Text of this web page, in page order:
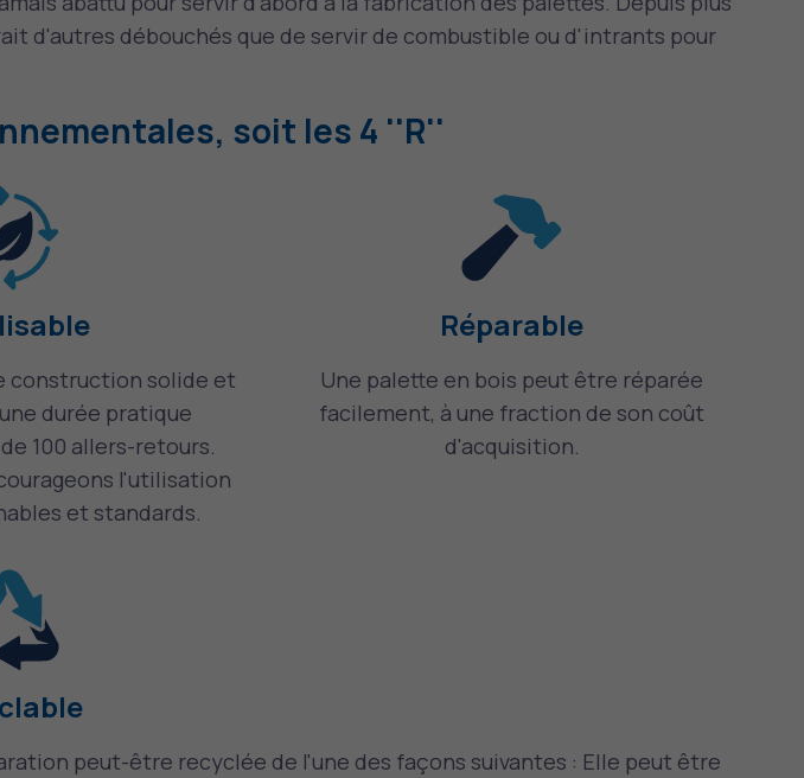
d'autres débouchés que de servir de combustible ou d'intrants pour
soit les 4 ''R''
construction solide et
durée pratique
100 allers-retours.
l'utilisation
et standards.
Réparable
Une palette en bois peut être réparée
facilement, à une fraction de son coût
d'acquisition.
peut-être recyclée de l'une des façons suivantes : Elle peut être